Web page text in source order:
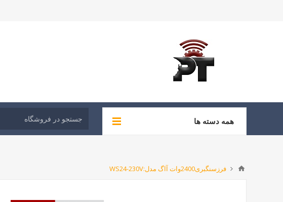
همه دسته ها
فرزسنگبری2400وات آاگ مدل:WS24-230V